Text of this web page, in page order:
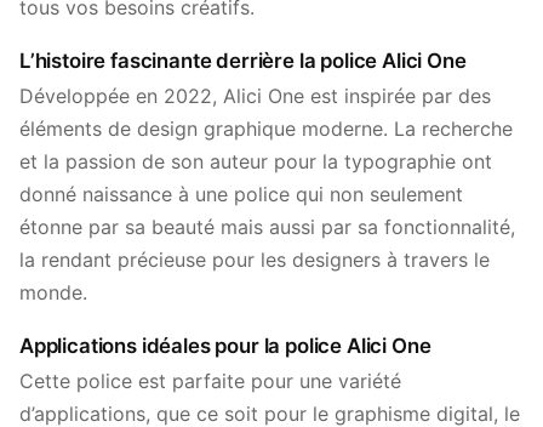
tous vos besoins créatifs.
L’histoire fascinante derrière la police Alici One
Développée en 2022, Alici One est inspirée par des
éléments de design graphique moderne. La recherche
et la passion de son auteur pour la typographie ont
donné naissance à une police qui non seulement
étonne par sa beauté mais aussi par sa fonctionnalité,
la rendant précieuse pour les designers à travers le
monde.
Applications idéales pour la police Alici One
Cette police est parfaite pour une variété
d’applications, que ce soit pour le graphisme digital, le